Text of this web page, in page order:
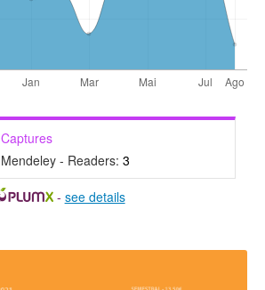
Captures
Mendeley - Readers: 3
- see details